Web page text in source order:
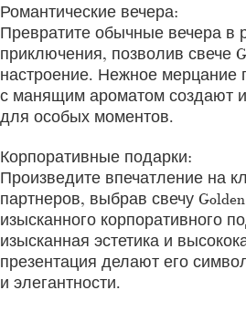
Романтические вечера:
Превратите обычные вечера в
приключения, позволив свече
настроение. Нежное мерцание
с манящим ароматом создают
для особых моментов.
Корпоративные подарки:
Произведите впечатление на
партнеров, выбрав свечу
изысканного корпоративного
изысканная эстетика и
презентация делают его
и элегантности.